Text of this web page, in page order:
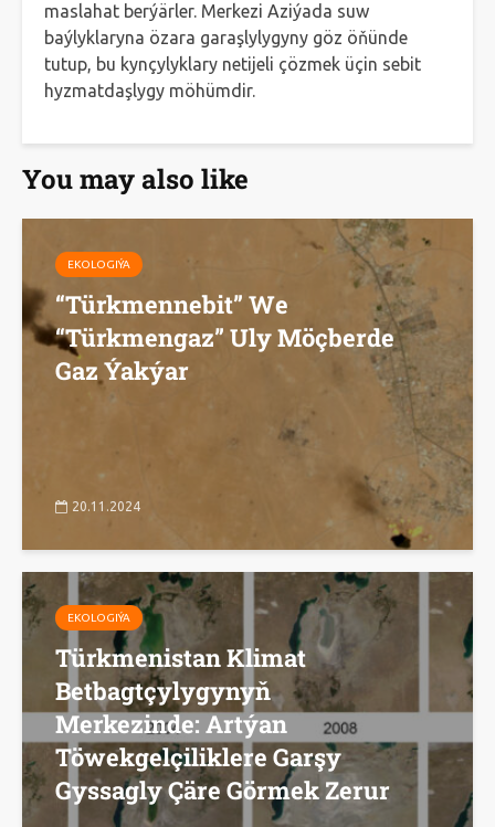
maslahat berýärler. Merkezi Aziýada suw
baýlyklaryna özara garaşlylygyny göz öňünde
tutup, bu kynçylyklary netijeli çözmek üçin sebit
hyzmatdaşlygy möhümdir.
You may also like
EKOLOGIÝA
“Türkmennebit” We
“Türkmengaz” Uly Möçberde
Gaz Ýakýar
20.11.2024
EKOLOGIÝA
Türkmenistan Klimat
Betbagtçylygynyň
Merkezinde: Artýan
Töwekgelçiliklere Garşy
Gyssagly Çäre Görmek Zerur